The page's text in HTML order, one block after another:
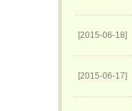
[2015-06-18]
[2015-06-17]